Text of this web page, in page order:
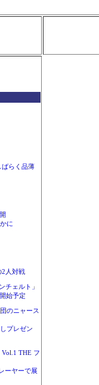
ばらく品薄
に
2人対戦
チェルト」
始予定
のニャース
プレゼン
THE フ
ーヤーで展